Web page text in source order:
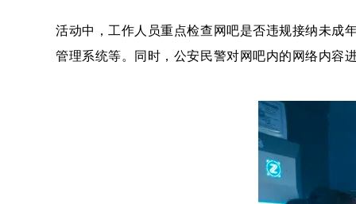
活动中，工作人员重点检查网吧是否违规接纳未成
管理系统等。同时，公安民警对网吧内的网络内容